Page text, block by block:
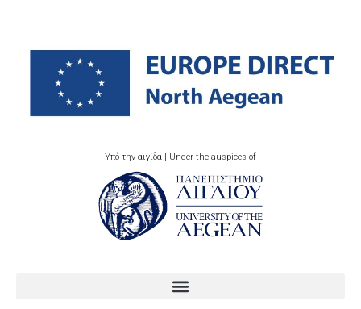
Υπό την αιγίδα | Under the auspices of